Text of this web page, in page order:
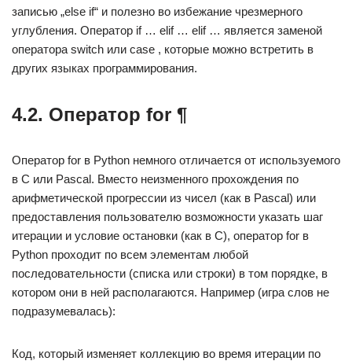
записью „else if“ и полезно во избежание чрезмерного
углубления. Оператор if … elif … elif … является заменой
оператора switch или case , которые можно встретить в
других языках программирования.
4.2. Оператор for ¶
Оператор for в Python немного отличается от используемого
в C или Pascal. Вместо неизменного прохождения по
арифметической прогрессии из чисел (как в Pascal) или
предоставления пользователю возможности указать шаг
итерации и условие остановки (как в С), оператор for в
Python проходит по всем элементам любой
последовательности (списка или строки) в том порядке, в
котором они в ней располагаются. Например (игра слов не
подразумевалась):
Код, который изменяет коллекцию во время итерации по